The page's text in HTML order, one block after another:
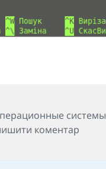
системы
коментар